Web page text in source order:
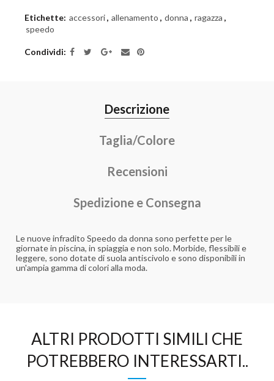
Etichette: accessori, allenamento , donna , ragazza ,
speedo
Condividi
Descrizione
Taglia/Colore
Recensioni
Spedizione e Consegna
Le nuove infradito Speedo da donna sono perfette per le
giornate in piscina, in spiaggia e non solo. Morbide, flessibili e
leggere, sono dotate di suola antiscivolo e sono disponibili in
un'ampia gamma di colori alla moda.
ALTRI PRODOTTI SIMILI CHE
POTREBBERO INTERESSARTI..